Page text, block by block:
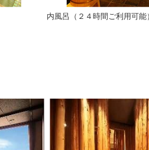
内風呂（２４時間ご利用可能